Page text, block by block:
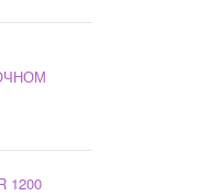
1200